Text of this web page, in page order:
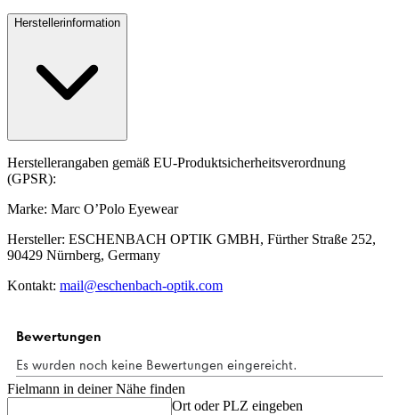
Herstellerinformation
Herstellerangaben gemäß EU-Produktsicherheitsverordnung
(GPSR):
Marke: Marc O’Polo Eyewear
Hersteller: ESCHENBACH OPTIK GMBH, Fürther Straße 252,
90429 Nürnberg, Germany
Kontakt: mail@eschenbach-optik.com
Fielmann in deiner Nähe finden
Ort oder PLZ eingeben